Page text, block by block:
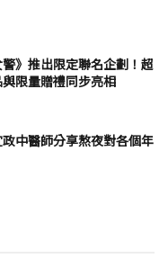
》推出限定聯名企劃！超
限量贈禮同步亮相
中醫師分享熬夜對各個年